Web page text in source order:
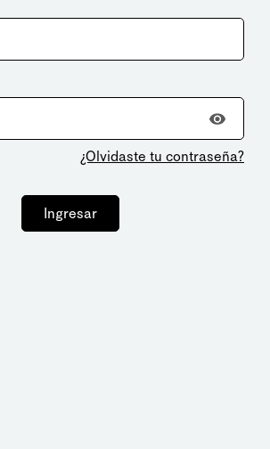
¿Olvidaste tu contraseña?
Ingresar